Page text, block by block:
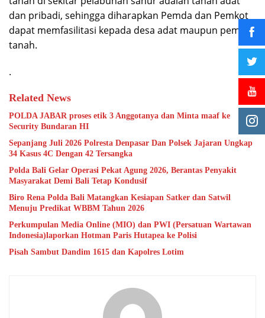
dan pribadi, sehingga diharapkan Pemda dan Pemkot
dapat memfasilitasi kepada desa adat maupun pemilik
tanah.
.
Related News
POLDA JABAR proses etik 3 Anggotanya dan Minta maaf ke
Security Bundaran HI
Sepanjang Juli 2026 Polresta Denpasar Dan Polsek Jajaran Ungkap
34 Kasus 4C Dengan 42 Tersangka
Polda Bali Gelar Operasi Pekat Agung 2026, Berantas Penyakit
Masyarakat Demi Bali Tetap Kondusif
Biro Rena Polda Bali Matangkan Kesiapan Satker dan Satwil
Menuju Predikat WBBM Tahun 2026
Perkumpulan Media Online (MIO) dan PWI (Persatuan Wartawan
Indonesia)laporkan Hotman Paris Hutapea ke Polisi
Pisah Sambut Dandim 1615 dan Kapolres Lotim